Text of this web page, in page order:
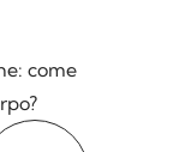
come